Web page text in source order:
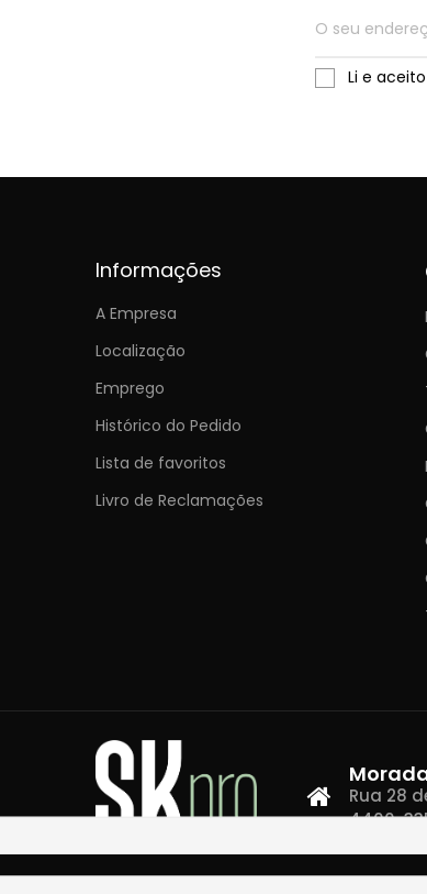
Li e
Informações
A Empresa
Localização
Emprego
Histórico do Pedido
Lista de favoritos
Livro de Reclamações
Rua 28
4400-